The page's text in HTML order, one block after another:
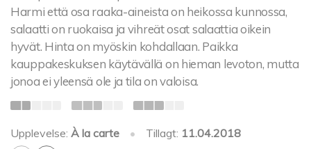
Harmi että osa raaka-aineista on heikossa kunnossa,
salaatti on ruokaisa ja vihreät osat salaattia oikein
hyvät. Hinta on myöskin kohdallaan. Paikka
kauppakeskuksen käytävällä on hieman levoton, mutta
jonoa ei yleensä ole ja tila on valoisa.
Upplevelse: À la carte • Tillagt: 11.04.2018